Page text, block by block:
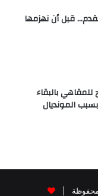
قبل أن نهزمها
للمقاهي بالبقاء
المونديال